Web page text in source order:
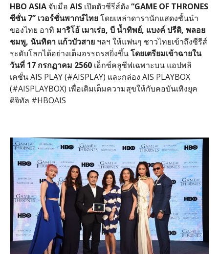
HBO ASIA จับมือ AIS เปิดตัวซีรีส์ดัง “GAME OF THRONES
ซีซั่น 7” เวอร์ชั่นพากษ์ไทยโดยเหล่าดารานักแสดงชั้นนำ
ของไทย อาทิ มาริโอ้ เมาเร่อ, บี น้ำทิพย์, แบงค์ ปรีติ, พลอย
ชมพู, นันทิดา แก้วบัวสาย ฯลฯ ให้แฟนๆ ชาวไทยเข้าถึงซีรีส์
ระดับโลกได้อย่างเต็มอรรถรสยิ่งขึ้นโดยเตรียมเข้าฉายใน
วันที่ 17 กรกฏาคม 2560เอ็กซ์คลูซีฟเฉพาะบน แอปพลิ
เคชั่นAIS PLAY(#AISPLAY) และกล่อง AIS PLAYBOX
(#AISPLAYBOX) เพื่อเติมเต็มความสุขให้กับคอบันเทิงยุค
ดิจิทัล #HBOAIS